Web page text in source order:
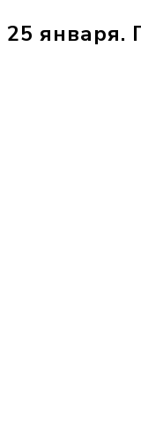
25 января.